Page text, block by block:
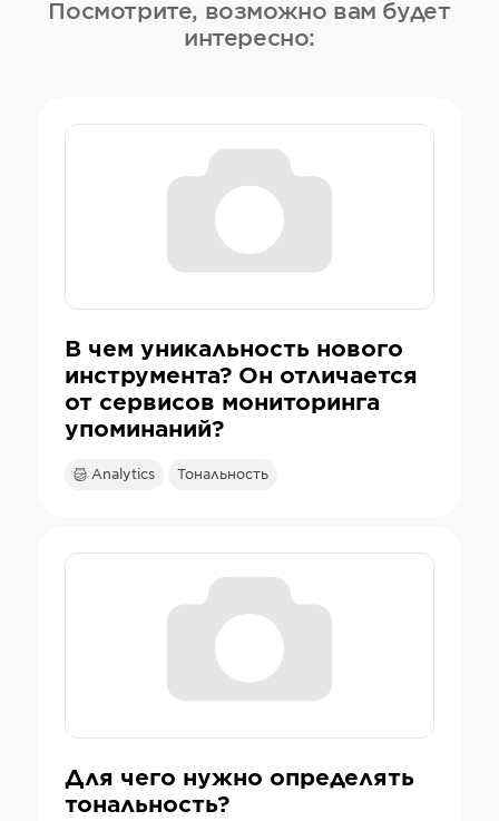
Посмотрите, возможно вам будет
интересно:
В чем уникальность нового
инструмента? Он отличается
от сервисов мониторинга
упоминаний?
Analytics Тональность
Для чего нужно определять
тональность?